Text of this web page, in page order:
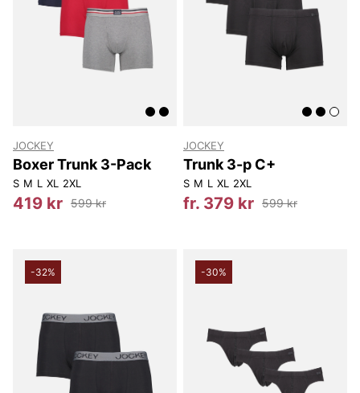
JOCKEY
Boxer Trunk 3-Pack
S M L XL 2XL
419 kr 599 kr
JOCKEY
Trunk 3-p C+
S M L XL 2XL
fr. 379 kr 599 kr
-32% -30%